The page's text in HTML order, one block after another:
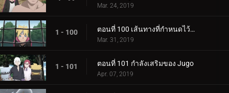
Mar. 24, 2019
1 - 100 ตอนที่ 100 เส้นทางที่กำหนดไว้ล่วงหน้า
Mar. 31, 2019
1 - 101 ตอนที่ 101 กำลังเสริมของ Jugo
Apr. 07, 2019